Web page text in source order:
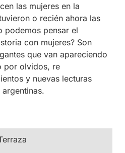
las mujeres en la
o recién ahora las
podemos pensar el
con mujeres? Son
que van apareciendo
por olvidos, re
y nuevas lecturas